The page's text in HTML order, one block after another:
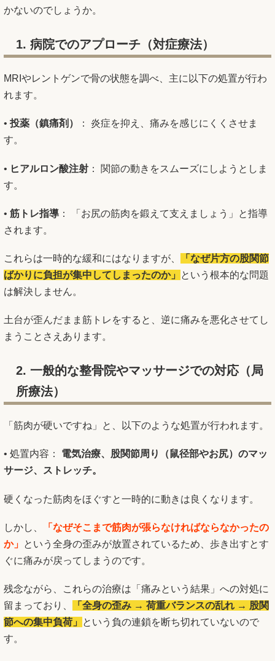
かないのでしょうか。
1. 病院でのアプローチ（対症療法）
MRIやレントゲンで骨の状態を調べ、主に以下の処置が行わ
れます。
• 投薬（鎮痛剤）
： 炎症を抑え、痛みを感じにくくさせま
す。
• ヒアルロン酸注射 ： 関節の動きをスムーズにしようとしま
す。
• 筋トレ指導 ： 「お尻の筋肉を鍛えて支えましょう」と指導
されます。
これらは一時的な緩和にはなりますが、
「なぜ片方の股関節
ばかりに負担が集中してしまったのか」
という根本的な問題
は解決しません。
土台が歪んだまま筋トレをすると、逆に痛みを悪化させてし
まうことさえあります。
2. 一般的な整骨院やマッサージでの対応（局
所療法）
「筋肉が硬いですね」と、以下のような処置が行われます。
• 処置内容： 電気治療、股関節周り（鼠径部やお尻）のマッ
サージ、ストレッチ。
硬くなった筋肉をほぐすと一時的に動きは良くなります。
しかし、
「なぜそこまで筋肉が張らなければならなかったの
か」 という全身の歪みが放置されているため、歩き出すとす
ぐに痛みが戻ってしまうのです。
残念ながら、これらの治療は「痛みという結果」への対処に
留まっており、
「全身の歪み → 荷重バランスの乱れ → 股関
節への集中負荷」
という負の連鎖を断ち切れていないので
す。